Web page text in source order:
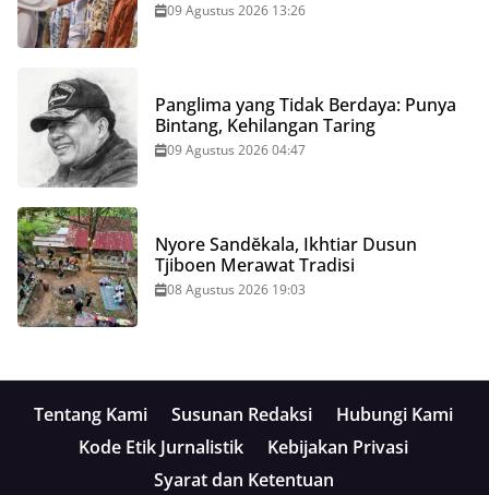
09 Agustus 2026 13:26
Panglima yang Tidak Berdaya: Punya
Bintang, Kehilangan Taring
09 Agustus 2026 04:47
Nyore Sandĕkala, Ikhtiar Dusun
Tjiboen Merawat Tradisi
08 Agustus 2026 19:03
Tentang Kami Susunan Redaksi
Hubungi Kami
Kode Etik Jurnalistik
Kebijakan Privasi
Syarat dan Ketentuan